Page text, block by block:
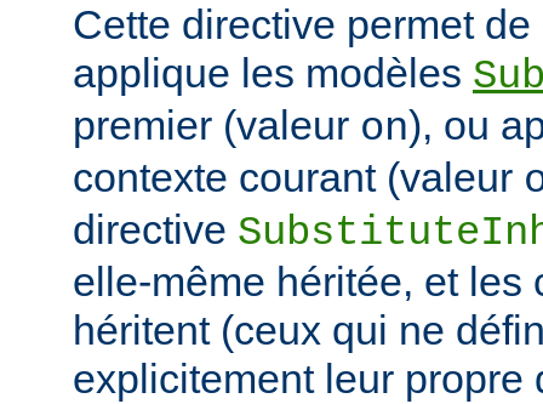
Cette directive permet
applique les modèles
premier (valeur on), ou
contexte courant (valeur
directive
elle-même héritée, et les
héritent (ceux qui ne
explicitement leur propre